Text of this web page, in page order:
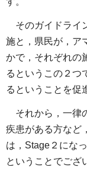
そのガイドライ
施と，県民が，ア
かで，それぞれの
るというこの２つ
るということを促
それから，一律
疾患がある方など
は，Stage２にな
ということでござ